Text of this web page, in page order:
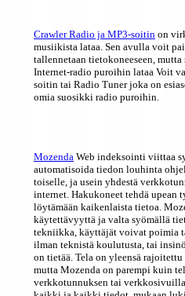
Crawler Radio ja MP3-soitin on
musiikista lataa. Sen avulla voit
tallennetaan tietokoneeseen,
Internet-radio puroihin lataa Voit
soitin tai Radio Tuner joka on
omia suosikki radio puroihin.
Mozenda Web indeksointi viittaa
automatisoida tiedon louhinta
toiselle, ja usein yhdestä
internet. Hakukoneet tehdä upean
löytämään kaikenlaista tietoa.
käytettävyyttä ja valta syömällä
tekniikka, käyttäjät voivat poimia
ilman teknistä koulutusta, tai
on tietää. Tela on yleensä
mutta Mozenda on parempi kuin
verkkotunnuksen tai